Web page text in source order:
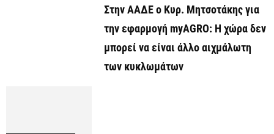
Στην ΑΑΔΕ ο Κυρ. Μητσοτάκης για
την εφαρμογή myAGRO: Η χώρα δεν
μπορεί να είναι άλλο αιχμάλωτη
των κυκλωμάτων